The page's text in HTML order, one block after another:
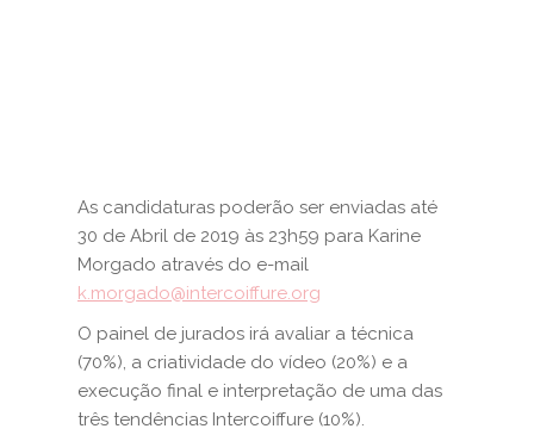
As candidaturas poderão ser enviadas até
30 de Abril de 2019 às 23h59 para Karine
Morgado através do e-mail
k.morgado@intercoiffure.org
O painel de jurados irá avaliar a técnica
(70%), a criatividade do vídeo (20%) e a
execução final e interpretação de uma das
três tendências Intercoiffure (10%).